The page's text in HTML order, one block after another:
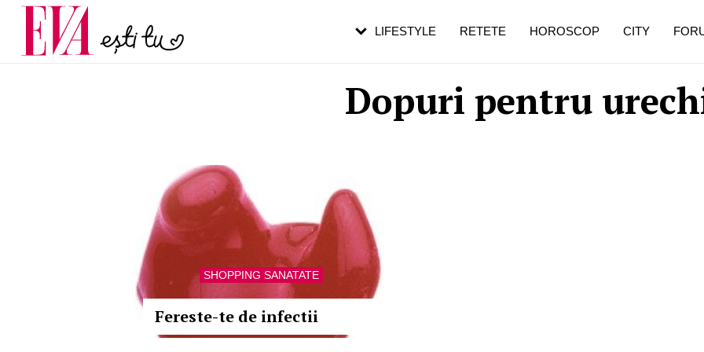
Dopuri pentru
SHOPPING SANATATE
Fereste-te de infectii
LIFESTYLE RETETE HOROSCOP CITY
Carieră
Actualitate
pe măsură ce înaintezi în vârstă